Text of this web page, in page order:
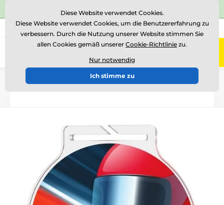
⭐Siehe 504 verifizierte Bewertungen auf
Rufen Sie uns an (Mo-Fr 15-18) +43 676 361 37 22
0
Einführung Acrylmedaillen
Diese Website verwendet Cookies.
Diese Website verwendet Cookies, um die Benutzererfahrung zu
verbessern. Durch die Nutzung unserer Website stimmen Sie
allen Cookies gemäß unserer Cookie-Richtlinie zu.
Nur notwendig
Ich stimme zu